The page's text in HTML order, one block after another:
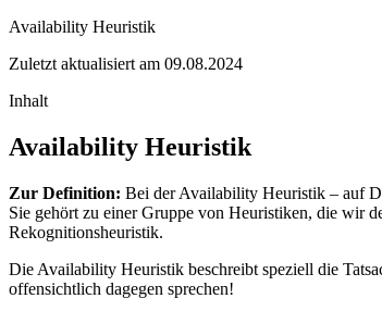
Availability Heuristik
Zuletzt aktualisiert am 09.08.2024
Inhalt
Availability Heuristik
Zur Definition: Bei der Availability Heuristik – auf
Sie gehört zu einer Gruppe von Heuristiken, die wir
Rekognitionsheuristik.
Die Availability Heuristik beschreibt speziell die
offensichtlich dagegen sprechen!